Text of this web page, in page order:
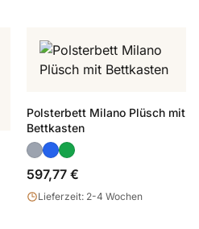
Polsterbett Milano Plüsch mit
Bettkasten
597,77 €
Lieferzeit: 2-4 Wochen